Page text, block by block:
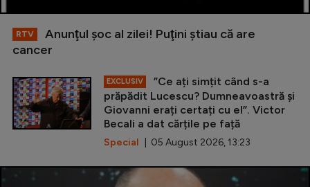
RTV
Anunţul şoc al zilei! Puţini ştiau că are
cancer
EXCLUSIV
”Ce ați simțit când s-a
prăpădit Lucescu? Dumneavoastră și
Giovanni erați certați cu el”. Victor
Becali a dat cărțile pe față
Special | 05 August 2026, 13:23